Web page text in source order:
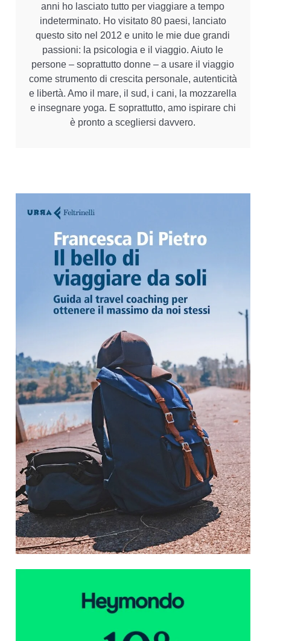
anni ho lasciato tutto per viaggiare a tempo
indeterminato. Ho visitato 80 paesi, lanciato
questo sito nel 2012 e unito le mie due grandi
passioni: la psicologia e il viaggio. Aiuto le
persone – soprattutto donne – a usare il viaggio
come strumento di crescita personale, autenticità
e libertà. Amo il mare, il sud, i cani, la mozzarella
e insegnare yoga. E soprattutto, amo ispirare chi
è pronto a scegliersi davvero.